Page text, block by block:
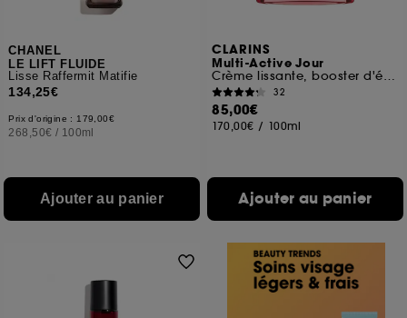
CHANEL
LE LIFT FLUIDE
Lisse Raffermit Matifie
134,25€
Prix d'origine : 179,00€
268,50€ / 100ml
Ajouter au panier
CLARINS
Multi-Active Jour
Crème lissante, booster d'éclat, peaux sèches
32
85,00€
170,00€ / 100ml
Ajouter au panier